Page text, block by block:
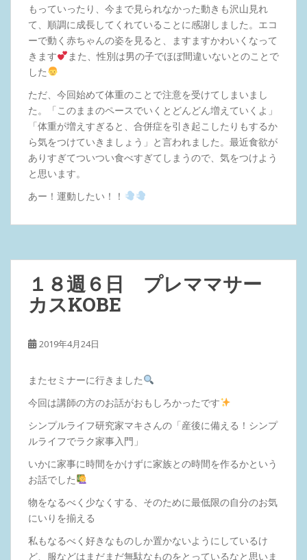
もっていったり、今まで見られなかった動きも沢山見れ
て、順調に成長してくれていることに感謝しました。エコ
ーで動く赤ちゃんの姿を見ると、ますますかわいくなって
きます
また、性別は男の子でほぼ間違いないとのことで
した
ただ、今回始めて体重のことで注意を受けてしまいまし
た。「このままのペースでいくとどんどん増えていくよ」
「体重が増えすぎると、合併症を引き起こしたりもするか
ら気をつけていきましょう」と言われました。最近食欲が
ありすぎてついつい食べすぎてしまうので、気をつけよう
と思います。
あー！運動したい！！
１８週６日 プレママサー
カスKOBE
2019年4月24日
またセミナーに行きました
今回は講師の方のお話がおもしろかったです
シンプルライフ研究家マキさんの「産後に備える！シンプ
ルライフでラク家事入門」
いかに家事に時間をかけずに家族との時間を作るかという
お話でした
物をなるべく少なくする、そのために最低限の自分のお気
にいりを揃える
私もなるべく好きなものしか置かないようにしているけ
ど、服などはまだまだ無駄なものをとっているなと思いま